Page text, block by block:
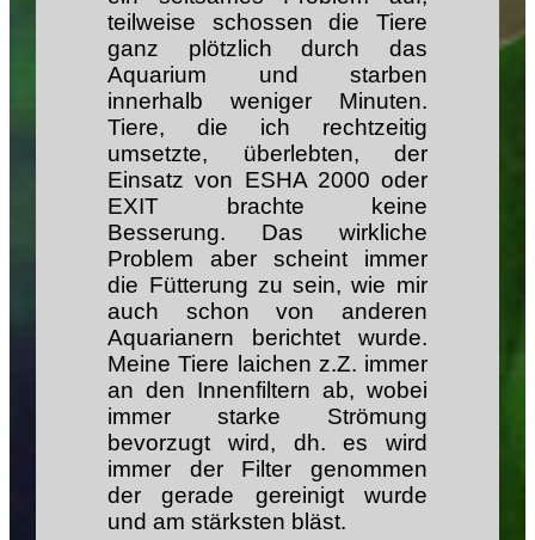
teilweise schossen die Tiere
ganz plötzlich durch das
Aquarium und starben
innerhalb weniger Minuten.
Tiere, die ich rechtzeitig
umsetzte, überlebten, der
Einsatz von ESHA 2000 oder
EXIT brachte keine
Besserung. Das wirkliche
Problem aber scheint immer
die Fütterung zu sein, wie mir
auch schon von anderen
Aquarianern berichtet wurde.
Meine Tiere laichen z.Z. immer
an den Innenfiltern ab, wobei
immer starke Strömung
bevorzugt wird, dh. es wird
immer der Filter genommen
der gerade gereinigt wurde
und am stärksten bläst.